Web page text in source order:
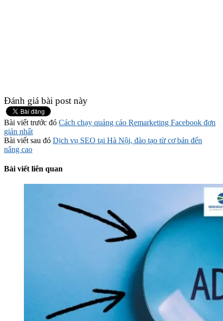
Đánh giá bài post này
Bài viết trước đó Cách chạy quảng cáo Remarketing Facebook đơn
giản nhất
Bài viết sau đó Dịch vụ SEO tại Hà Nội, đào tạo từ cơ bản đến
nâng cao
Bài viết liên quan